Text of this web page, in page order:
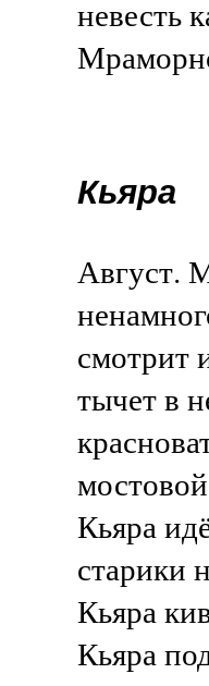
невесть
Кьяра
Август.
смотрит
тычет в
Кьяра
старики
Кьяра
Кьяра